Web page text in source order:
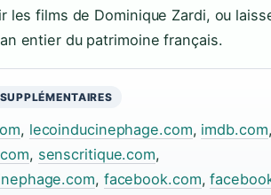
les films de Dominique Zardi, ou
entier du patrimoine français.
, lecoinducinephage.com, imdb.com
, senscritique.com,
, facebook.com,